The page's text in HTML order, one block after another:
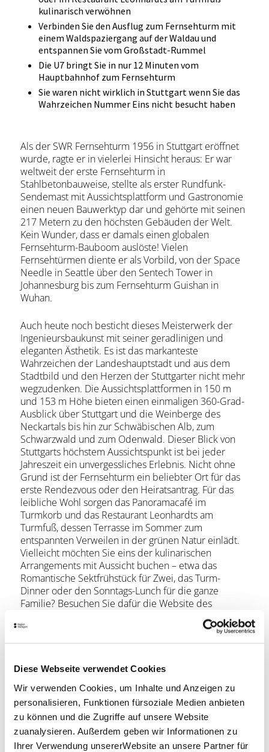
Diese Webseite verwendet Cookies
Wir verwenden Cookies, um Inhalte und Anzeigen zu
personalisieren, Funktionen fürsoziale Medien anbieten
zu können und die Zugriffe auf unsere Website
zuanalysieren. Außerdem geben wir Informationen zu
Ihrer Verwendung unsererWebsite an unsere Partner für
kulinarisch verwöhnen
Verbinden Sie den Ausflug zum Fernsehturm mit
einem Waldspaziergang auf der Waldau und
entspannen Sie vom Großstadt-Rummel
Die U7 bringt Sie in nur 12 Minuten vom
Hauptbahnhof zum Fernsehturm
Sie waren nicht wirklich in Stuttgart wenn Sie das
Wahrzeichen Nummer Eins nicht besucht haben
Als der SWR Fernsehturm 1956 in Stuttgart eröffnet
wurde, ragte er in vielerlei Hinsicht heraus: Er war
weltweit der erste Fernsehturm in
Stahlbetonbauweise, stellte als erster Rundfunk-
Sendemast mit Aussichtsplattform und Gastronomie
einen neuen Bauwerktyp dar und gehörte mit seinen
217 Metern zu den höchsten Gebäuden der Welt.
Kein Wunder, dass er damals einen globalen
Fernsehturm-Bauboom auslöste! Vielen
Fernsehtürmen diente er als Vorbild, von der Space
Needle in Seattle über den Sentech Tower in
Johannesburg bis zum Fernsehturm Guishan in
Wuhan.
Auch heute noch besticht dieses Meisterwerk der
Ingenieursbaukunst mit seiner geradlinigen und
eleganten Ästhetik. Es ist das markanteste
Wahrzeichen der Landeshauptstadt und aus dem
Stadtbild und den Herzen der Stuttgarter nicht mehr
wegzudenken. Die Aussichtsplattformen in 150 m
und 153 m Höhe bieten einen einmaligen 360-Grad-
Ausblick über Stuttgart und die Weinberge des
Neckartals bis hin zur Schwäbischen Alb, zum
Schwarzwald und zum Odenwald. Dieser Blick von
Stuttgarts höchstem Aussichtspunkt ist bei jeder
Jahreszeit ein unvergessliches Erlebnis. Nicht ohne
Grund ist der Fernsehturm ein beliebter Ort für das
erste Rendezvous oder den Heiratsantrag. Für das
leibliche Wohl sorgen das Panoramacafé im
Turmkorb und das Restaurant Leonhardts am
Turmfuß, dessen Terrasse im Sommer zum
entspannten Verweilen in der grünen Natur einlädt.
Vielleicht möchten Sie eins der kulinarischen
Arrangements mit Aussicht buchen – etwa das
Romantische Sektfrühstück für Zwei, das Turm-
Dinner oder den Sonntags-Lunch für die ganze
Familie? Besuchen Sie dafür die Website des
Die jüngsten Besucher freuen sich über den
können sie auf dem Weg vom Fernsehturm-Shop zur
Aussichtsplattform viele spannende Dinge über
Stuttgarts Wahrzeichen Nummer Eins herausfinden.
Wer alle Fragen beantwortet hat, darf sich über ein
kleines Geschenk freuen. Die Turmrallyekarte ist für
3,50 Euro im Fernsehturm-Shop erhältlich. Dort lohnt
sich das Stöbern nach kultigen Fernsehturm-